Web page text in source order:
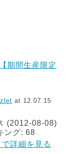
期間生産限定
at 12.07.15
(2012-08-08)
ング: 68
詳細を見る